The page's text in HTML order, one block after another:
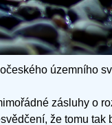
územního
zásluhy o
že tomu tak